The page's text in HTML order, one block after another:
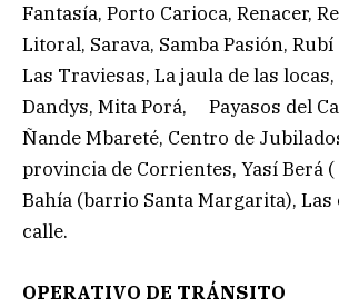
Fantasía, Porto Carioca, Renacer,
Litoral, Sarava, Samba Pasión,
Las Traviesas, La jaula de las
Dandys, Mita Porá, Payasos del
Ñande Mbareté, Centro de
provincia de Corrientes, Yasí Berá
Bahía (barrio Santa Margarita), Las
calle.
OPERATIVO DE TRÁNSITO